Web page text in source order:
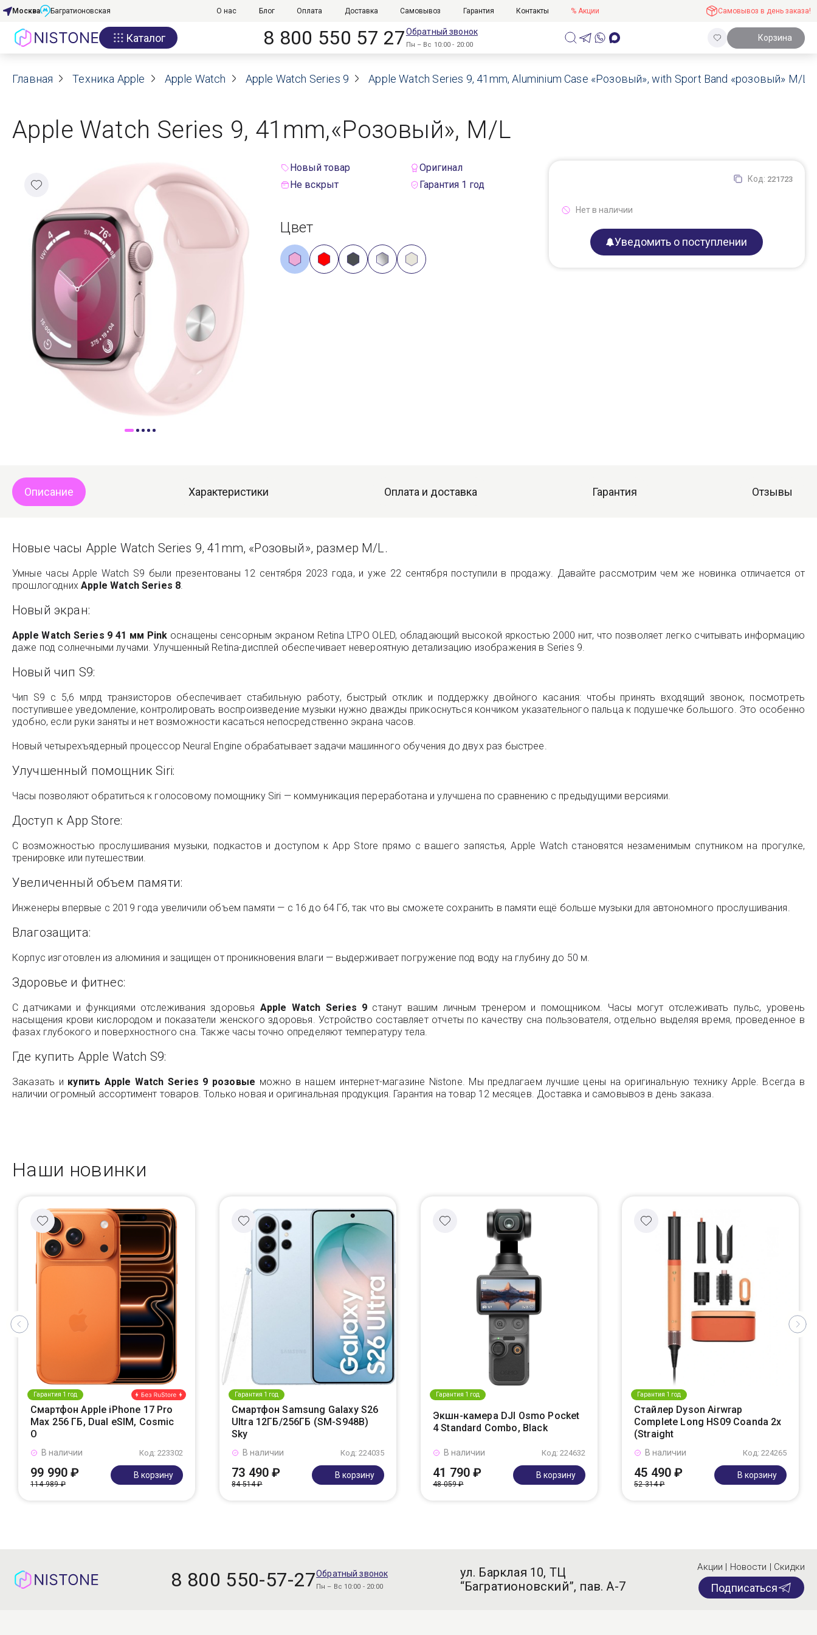
Акции
О нас
Реквизиты
Контакты
Гарантия
Оплата
Доставка
Самовывоз
Trade-In
Москва Багратионовская О нас Блог Оплата Доставка Самовывоз Гарантия Контакты % Акции Самовывоз в день заказа!
Каталог 8 800 550 57 27Обратный звонок
Пн – Вс 10:00 - 20:00
Корзина
Главная Техника Apple Apple Watch Apple Watch Series 9 Apple Watch Series 9, 41mm, Aluminium Case «Розовый», with Sport Band «розовый» M/L
Apple Watch Series 9, 41mm,«Розовый», M/L
Новый товар
Оригинал
Не вскрыт
Гарантия 1 год
Цвет
Код: 221723
Нет в наличии
Уведомить о поступлении
Описание Характеристики Оплата и доставка Гарантия Отзывы
Новые часы Apple Watch Series 9, 41mm, «Розовый», размер M/L.
Умные часы Apple Watch S9 были презентованы 12 сентября 2023 года, и уже 22 сентября поступили в продажу. Давайте рассмотрим чем же новинка отличается от
прошлогоднихApple Watch Series 8.
Новый экран:
Apple Watch Series 9 41 мм Pink оснащены сенсорным экраном Retina LTPO OLED, обладающий высокой яркостью 2000 нит, что позволяет легко считывать информацию
даже под солнечными лучами. Улучшенный Retina-дисплей обеспечивает невероятную детализацию изображения в Series 9.
Новый чип S9:
Чип S9 с 5,6 млрд транзисторов обеспечивает стабильную работу, быстрый отклик и поддержку двойного касания: чтобы принять входящий звонок, посмотреть
поступившее уведомление, контролировать воспроизведение музыки нужно дважды прикоснуться кончиком указательного пальца к подушечке большого. Это особенно
удобно, если руки заняты и нет возможности касаться непосредственно экрана часов.
Новый четырехъядерный процессор Neural Engine обрабатывает задачи машинного обучения до двух раз быстрее.
Улучшенный помощник Siri:
Часы позволяют обратиться к голосовому помощнику Siri — коммуникация переработана и улучшена по сравнению с предыдущими версиями.
Доступ к App Store:
С возможностью прослушивания музыки, подкастов и доступом к App Store прямо с вашего запястья, Apple Watch становятся незаменимым спутником на прогулке,
тренировке или путешествии.
Увеличенный объем памяти:
Инженеры впервые с 2019 года увеличили объем памяти — с 16 до 64 Гб, так что вы сможете сохранить в памяти ещё больше музыки для автономного прослушивания.
Влагозащита:
Корпус изготовлен из алюминия и защищен от проникновения влаги — выдерживает погружение под воду на глубину до 50 м.
Здоровье и фитнес:
С датчиками и функциями отслеживания здоровья Apple Watch Series 9 станут вашим личным тренером и помощником. Часы могут отслеживать пульс, уровень
насыщения крови кислородом и показатели женского здоровья. Устройство составляет отчеты по качеству сна пользователя, отдельно выделяя время, проведенное в
фазах глубокого и поверхностного сна. Также часы точно определяют температуру тела.
Где купить Apple Watch S9:
Заказать и купить Apple Watch Series 9 розовые можно в нашем интернет-магазине Nistone. Мы предлагаем лучшие цены на оригинальную технику Apple. Всегда в
наличии огромный ассортимент товаров. Только новая и оригинальная продукция. Гарантия на товар 12 месяцев. Доставка и самовывоз в день заказа.
Наши новинки
Гарантия 1 год
Смартфон Apple iPhone 17 Pro
Max 256 ГБ, Dual eSIM, Cosmic
O
Код: 223302
В наличии
99 990 ₽
114 989 ₽
В корзину
Гарантия 1 год
Смартфон Samsung Galaxy S26
Ultra 12ГБ/256ГБ (SM-S948B)
Sky
Код: 224035
В наличии
73 490 ₽
84 514 ₽
В корзину
Гарантия 1 год
Экшн-камера DJI Osmo Pocket
4 Standard Combo, Black
Код: 224632
В наличии
41 790 ₽
48 059 ₽
В корзину
Гарантия 1 год
Стайлер Dyson Airwrap
Complete Long HS09 Coanda 2x
(Straight
Код: 224265
В наличии
45 490 ₽
52 314 ₽
В корзину
8 800 550-57-27Обратный звонок
Пн – Вс 10:00 - 20:00
ул. Барклая 10, ТЦ
“Багратионовский”, пав. А-7
Акции | Новости | Скидки
Подписаться